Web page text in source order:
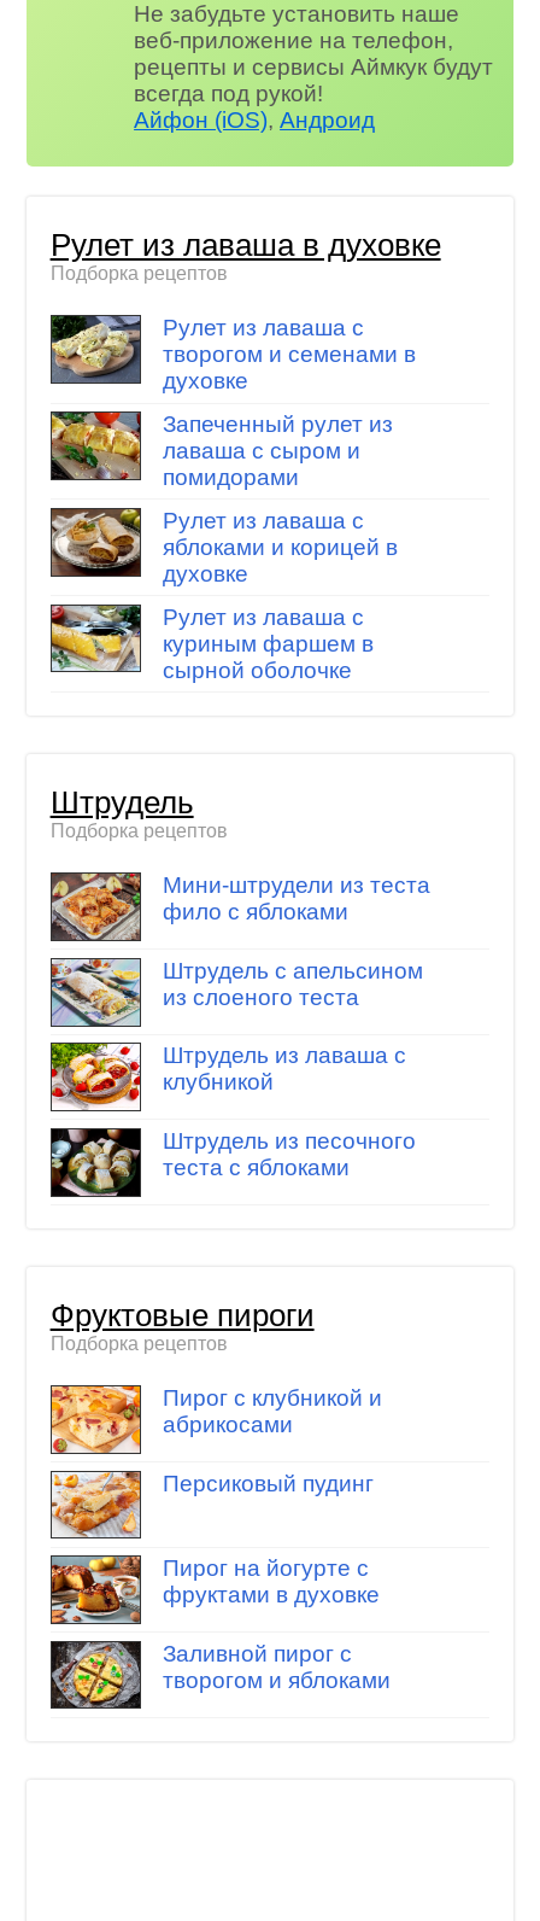
Не забудьте установить наше
веб-приложение на телефон,
рецепты и сервисы Аймкук будут
всегда под рукой!
Айфон (iOS),Андроид
Рулет из лаваша в духовке
Подборка рецептов
Рулет из лаваша с
творогом и семенами в
духовке
Запеченный рулет из
лаваша с сыром и
помидорами
Рулет из лаваша с
яблоками и корицей в
духовке
Рулет из лаваша с
куриным фаршем в
сырной оболочке
Штрудель
Подборка рецептов
Мини-штрудели из теста
фило с яблоками
Штрудель с апельсином
из слоеного теста
Штрудель из лаваша с
клубникой
Штрудель из песочного
теста с яблоками
Фруктовые пироги
Подборка рецептов
Пирог с клубникой и
абрикосами
Персиковый пудинг
Пирог на йогурте с
фруктами в духовке
Заливной пирог с
творогом и яблоками